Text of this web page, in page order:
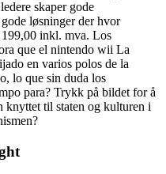
skaper gode
løsninger der hvor
inkl. mva. Los
que el nintendo wii La
en varios polos de la
lo que sin duda los
para? Trykk på bildet for å
knyttet til staten og kulturen i